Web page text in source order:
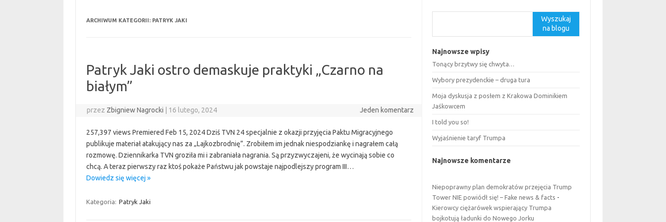
ARCHIWUM KATEGORII: PATRYK JAKI
Patryk Jaki ostro demaskuje praktyki „Czarno na
białym”
przez Zbigniew Nagrocki 16 lutego, 2024 Jeden komentarz
257,397 views Premiered Feb 15, 2024 Dziś TVN 24 specjalnie z okazji przyjęcia Paktu Migracyjnego
publikuje materiał atakujący nas za „Lajkozbrodnię”. Zrobiłem im jednak niespodziankę i nagrałem całą
rozmowę. Dziennikarka TVN groziła mi i zabraniała nagrania. Są przyzwyczajeni, że wycinają sobie co
chcą. A teraz pierwszy raz ktoś pokaże Państwu jak powstaje najpodlejszy program III…
Dowiedz się więcej »
Kategoria: Patryk Jaki
Wyszukaj
na blogu
Najnowsze wpisy
Tonący brzytwy się chwyta…
Wybory prezydenckie – druga tura
Moja dyskusja z posłem z Krakowa Dominikiem
Jaśkowcem
I told you so!
Wyjaśnienie taryf Trumpa
Najnowsze komentarze
Niepoprawny plan demokratów przejęcia Trump
Tower NIE powiódł się! – Fake news & facts -
Kierowcy ciężarówek wspierający Trumpa
bojkotują ładunki do Nowego Jorku